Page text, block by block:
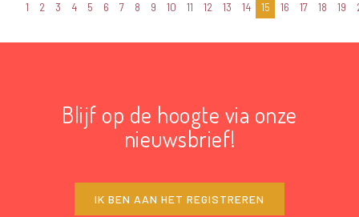
1 2 3 4 5 6 7 8 9 10 11 12 13 14 15 16 17 18 19
Blijf op de hoogte via onze
nieuwsbrief!
IK BEN AAN HET REGISTREREN